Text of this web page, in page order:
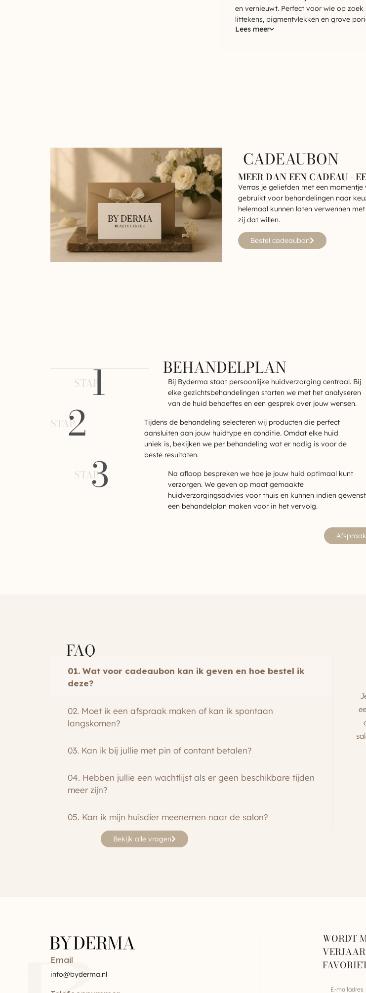
en vernieuwt. Perfect voor wie op
littekens, pigmentvlekken en grove
Lees meer
CADEAUBON
MEER DAN EEN CADEAU -
Verras je geliefden met een
gebruikt voor behandelingen naar
helemaal kunnen laten verwennen
zij dat willen.
Bestel cadeaubon
BEHANDELPLAN
STAP1
Bij Byderma staat persoonlijke huidverzorging centraal. Bij
elke gezichtsbehandelingen starten we met het analyseren
van de huid behoeftes en een gesprek over jouw wensen.
STAP2
Tijdens de behandeling selecteren wij producten die perfect
aansluiten aan jouw huidtype en conditie. Omdat elke huid
uniek is, bekijken we per behandeling wat er nodig is voor de
beste resultaten.
STAP3
Na afloop bespreken we hoe je jouw huid optimaal kunt
verzorgen. We geven op maat gemaakte
huidverzorgingsadvies voor thuis en kunnen indien gewenst
een behandelplan maken voor in het vervolg.
FAQ
01. Wat voor cadeaubon kan ik geven en hoe bestel ik
deze?
02. Moet ik een afspraak maken of kan ik spontaan
langskomen?
03. Kan ik bij jullie met pin of contant betalen?
04. Hebben jullie een wachtlijst als er geen beschikbare tijden
meer zijn?
05. Kan ik mijn huisdier meenemen naar de salon?
Bekijk alle vragen
Email
info@byderma.nl
WORDT